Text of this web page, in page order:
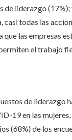
de liderazgo
casi todas las
las empresas
el trabajo
de liderazgo
19 en las
(68%) de los